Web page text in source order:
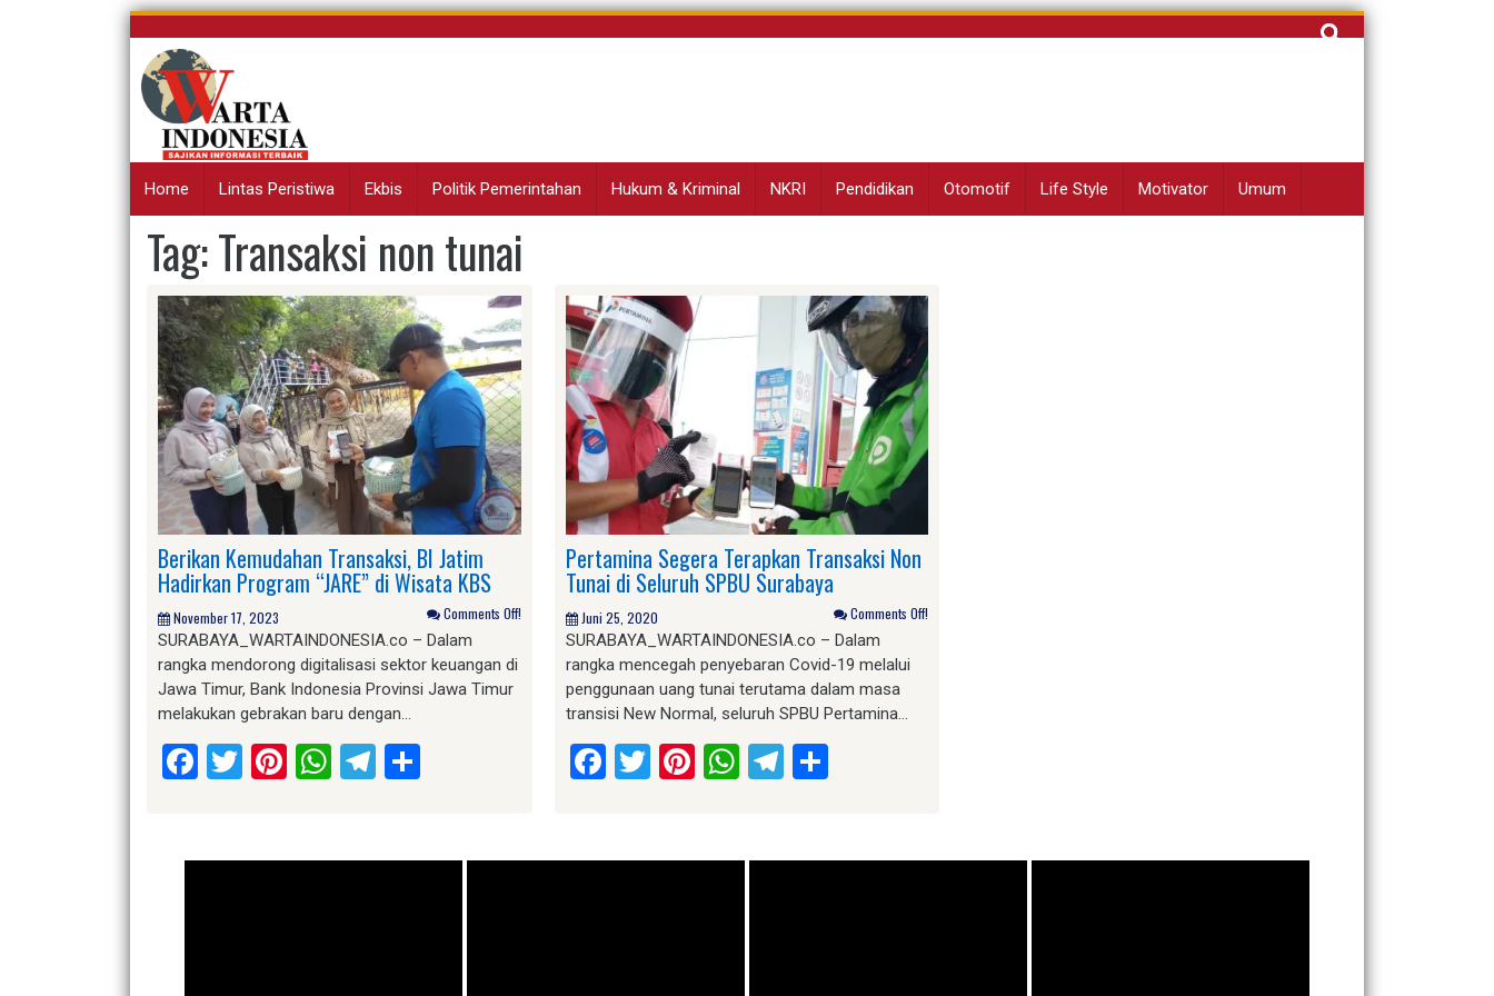
Skip
content
Cari
Home Lintas Peristiwa Ekbis Politik Pemerintahan Hukum & Kriminal NKRI Pendidikan Otomotif Life Style Motivator Umum
Tag:Transaksi non tunai
Berikan Kemudahan Transaksi, BI Jatim
Hadirkan Program “JARE” di Wisata KBS
November 17, 2023 Comments Off!
SURABAYA_WARTAINDONESIA.co – Dalam
rangka mendorong digitalisasi sektor keuangan di
Jawa Timur, Bank Indonesia Provinsi Jawa Timur
melakukan gebrakan baru dengan…
Facebook
Twitter
Pinterest
WhatsApp
Telegram
Pertamina Segera Terapkan Transaksi Non
Tunai di Seluruh SPBU Surabaya
Juni 25, 2020 Comments Off!
SURABAYA_WARTAINDONESIA.co – Dalam
rangka mencegah penyebaran Covid-19 melalui
penggunaan uang tunai terutama dalam masa
transisi New Normal, seluruh SPBU Pertamina…
Facebook
Twitter
Pinterest
WhatsApp
Telegram
Share